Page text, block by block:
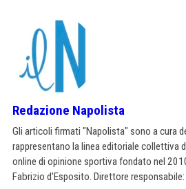
Redazione Napolista
Gli articoli firmati "Napolista" sono a cura
rappresentano la linea editoriale collettiva
online di opinione sportiva fondato nel
Fabrizio d'Esposito. Direttore